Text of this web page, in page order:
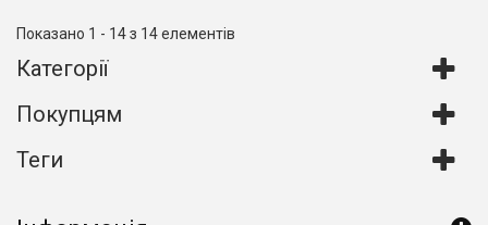
Показано 1 - 14 з 14 елементів
Категорії
Покупцям
Теги